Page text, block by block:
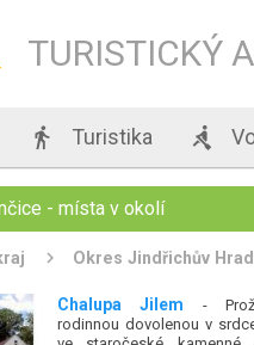
TURISTICKÝ
 Turistika 
- místa v okolí
Okres Jindřichův
Chalupa Jilem -
rodinnou dovolenou v